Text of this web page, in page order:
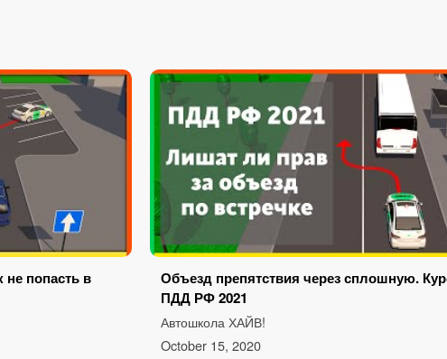
попасть в
Объезд препятствия через сплошную.
ПДД РФ 2021
Автошкола ХАЙВ!
October 15, 2020